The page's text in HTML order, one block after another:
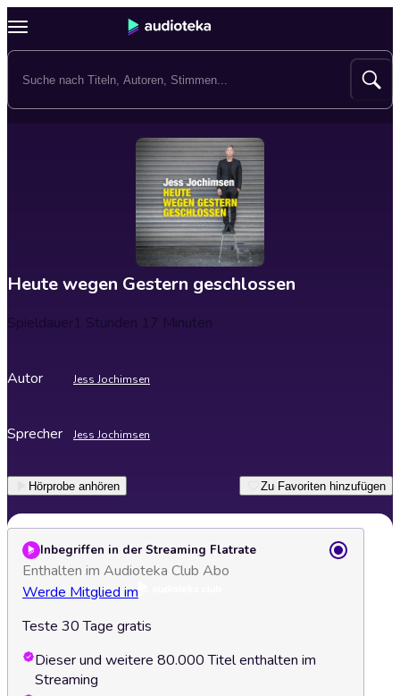
Heute wegen Gestern geschlossen
Spieldauer1 Stunden 17 Minuten
Autor Jess Jochimsen
Sprecher Jess Jochimsen
Hörprobe anhören Zu Favoriten hinzufügen
Inbegriffen in der Streaming Flatrate
Enthalten im Audioteka Club Abo
Werde Mitglied im
Teste 30 Tage gratis
Dieser und weitere 80.000 Titel enthalten im
Streaming